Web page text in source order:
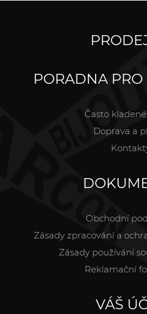
PORADNA
Často
Doprava a
Obchodní
Zásady zpracování a
Zásady používání
Reklamační
VÁŠ